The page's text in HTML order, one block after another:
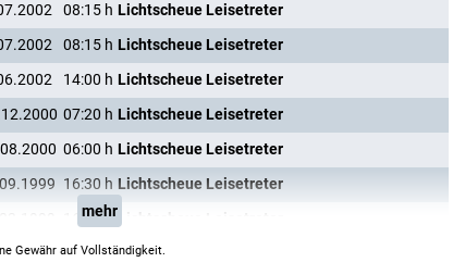
08:15 h Lichtscheue Leisetreter
08:15 h Lichtscheue Leisetreter
14:00 h Lichtscheue Leisetreter
07:20 h Lichtscheue Leisetreter
06:00 h Lichtscheue Leisetreter
16:30 h Lichtscheue Leisetreter
16:45h
mehr
Gewähr auf Vollständigkeit.